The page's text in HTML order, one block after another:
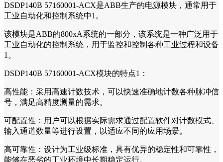
DSDP140B 57160001-ACX是ABB生产的电源模块，通常用于
工业自动化和控制系统中1。
该模块是ABB的800xA系统的一部分，该系统是一种广泛用于
工业自动化的控制系统，用于监控和控制各种工业过程和设备
1。
DSDP140B 57160001-ACX模块的特点1：
高性能：采用高速计数技术，可以快速准确地计数各种脉冲信
号，满足高精度测量的需求。
可配置性：用户可以根据实际需求通过配置软件对计数模式、
输入通道数量等进行设置，以适应不同的应用场景。
高可靠性：设计为工业级标准，具有优异的稳定性和可靠性，
能够在恶劣的工业环境中长期稳定运行。